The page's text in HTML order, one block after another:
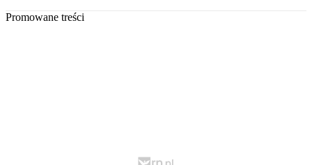
Promowane treści